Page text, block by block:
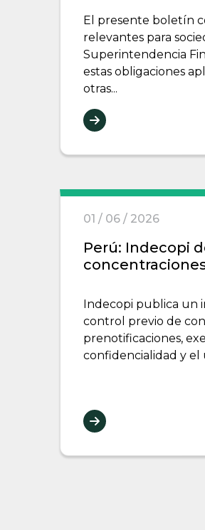
El presente boletín
relevantes para
Superintendencia
estas obligaciones
otras...
01 / 06 / 2026
Perú: Indecopi
Indecopi publica un
control previo de
prenotificaciones,
confidencialidad y el